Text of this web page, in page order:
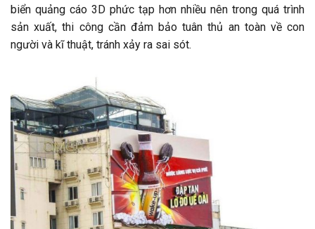
biển quảng cáo 3D phức tạp hơn nhiều nên trong quá trình
sản xuất, thi công cần đảm bảo tuân thủ an toàn về con
người và kĩ thuật, tránh xảy ra sai sót.